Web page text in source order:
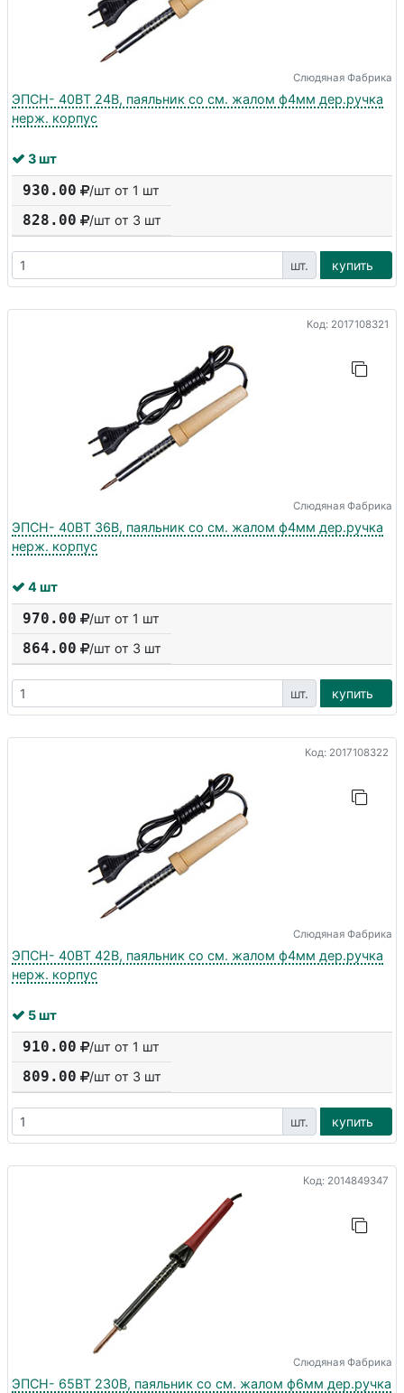
Слюдяная Фабрика
ЭПСН- 40ВТ 24В, паяльник со см. жалом ф4мм дер.ручка
нерж. корпус
3 шт
930.00 /шт от 1 шт
828.00 /шт от 3 шт
шт. купить
Код: 2017108321
Слюдяная Фабрика
ЭПСН- 40ВТ 36В, паяльник со см. жалом ф4мм дер.ручка
нерж. корпус
4 шт
970.00 /шт от 1 шт
864.00 /шт от 3 шт
шт. купить
Код: 2017108322
Слюдяная Фабрика
ЭПСН- 40ВТ 42В, паяльник со см. жалом ф4мм дер.ручка
нерж. корпус
5 шт
910.00 /шт от 1 шт
809.00 /шт от 3 шт
шт. купить
Код: 2014849347
Слюдяная Фабрика
ЭПСН- 65ВТ 230В, паяльник со см. жалом ф6мм дер.ручка